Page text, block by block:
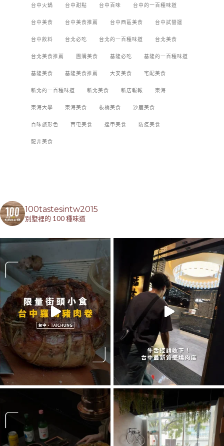
台中火鍋 台中甜點 台中百味 台中的一百種味道
台中美食 台中美食推薦 台中西區美食 台中試營運
台中飲料 台北必吃 台北的一百種味道 台北美食
台北美食推薦 團購美食 基隆必吃 基隆的一百種味道
基隆美食 基隆美食推薦 大安美食 宅配美食
新北的一百種味道 新北美食 新店報報 東海
東海大學 東海美食 板橋美食 沙鹿美食
百味旅形色 西屯美食 逢甲美食 防疫美食
龍井美食
100tastesintw2015
別墅裡的 100 種味道